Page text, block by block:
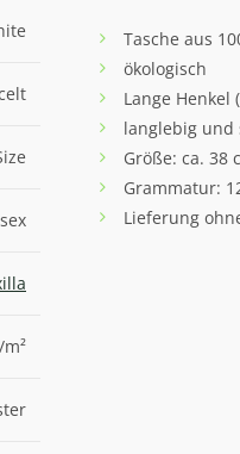
Tasche aus
ökologisch
Lange Henkel
langlebig
Größe: ca. 38
Grammatur:
Lieferung